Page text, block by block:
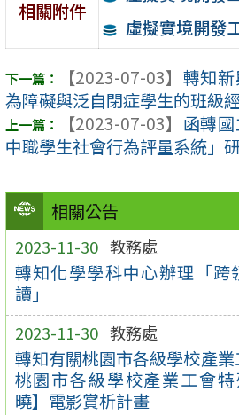
相關公告
2023-11-30 教務處
轉知化學學科中心辦理「跨
讀」
2023-11-30 教務處
轉知有關桃園市各級學校產
桃園市各級學校產業工會
曉】電影賞析計畫
相關附件
虛擬實境開發
【2023-07-03】 轉知
為障礙與泛自閉症學生的班級
【2023-07-03】 函轉
中職學生社會行為評量系統」